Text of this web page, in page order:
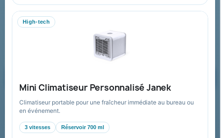
High-tech
Mini Climatiseur Personnalisé Janek
Climatiseur portable pour une fraîcheur immédiate au bureau ou
en événement.
3 vitesses Réservoir 700 ml
WhatsApp
equipe@promenoch-goodies.com
Recevez nos offres spéciales